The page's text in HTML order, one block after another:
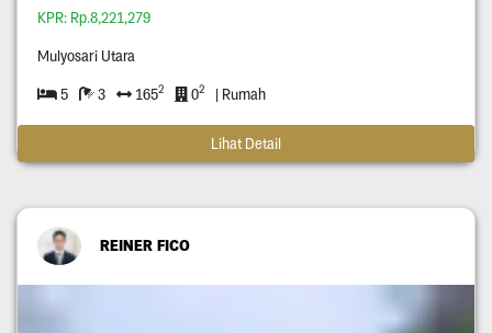
KPR: Rp.8,221,279
Mulyosari Utara
5 3 1652 02 | Rumah
Lihat Detail
REINER FICO